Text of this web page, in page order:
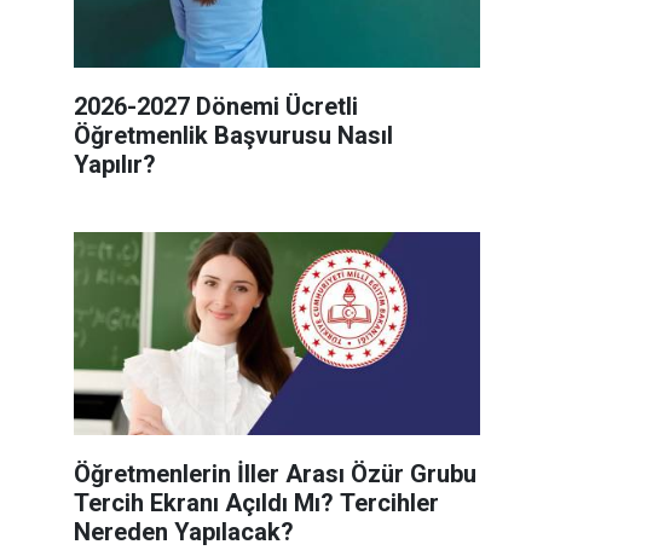
2026-2027 Dönemi Ücretli
Öğretmenlik Başvurusu Nasıl
Yapılır?
Öğretmenlerin İller Arası Özür Grubu
Tercih Ekranı Açıldı Mı? Tercihler
Nereden Yapılacak?